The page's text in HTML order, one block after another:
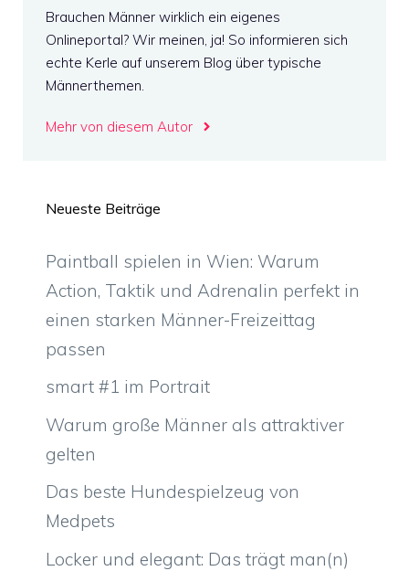
Brauchen Männer wirklich ein eigenes
Onlineportal? Wir meinen, ja! So informieren sich
echte Kerle auf unserem Blog über typische
Männerthemen.
Mehr von diesem Autor
Neueste Beiträge
Paintball spielen in Wien: Warum
Action, Taktik und Adrenalin perfekt in
einen starken Männer-Freizeittag
passen
smart #1 im Portrait
Warum große Männer als attraktiver
gelten
Das beste Hundespielzeug von
Medpets
Locker und elegant: Das trägt man(n)